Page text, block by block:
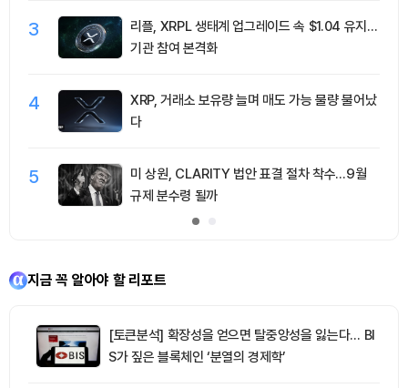
3
리플, XRPL 생태계 업그레이드 속 $1.04 유지…
기관 참여 본격화
4
XRP, 거래소 보유량 늘며 매도 가능 물량 불어났
다
5
미 상원, CLARITY 법안 표결 절차 착수…9월
규제 분수령 될까
지금 꼭 알아야 할 리포트
[토큰분석] 확장성을 얻으면 탈중앙성을 잃는다… BI
S가 짚은 블록체인 ‘분열의 경제학’